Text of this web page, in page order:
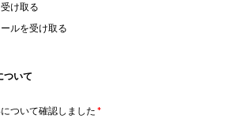
け取る
ルを受け取る
ついて
ついて確認しました